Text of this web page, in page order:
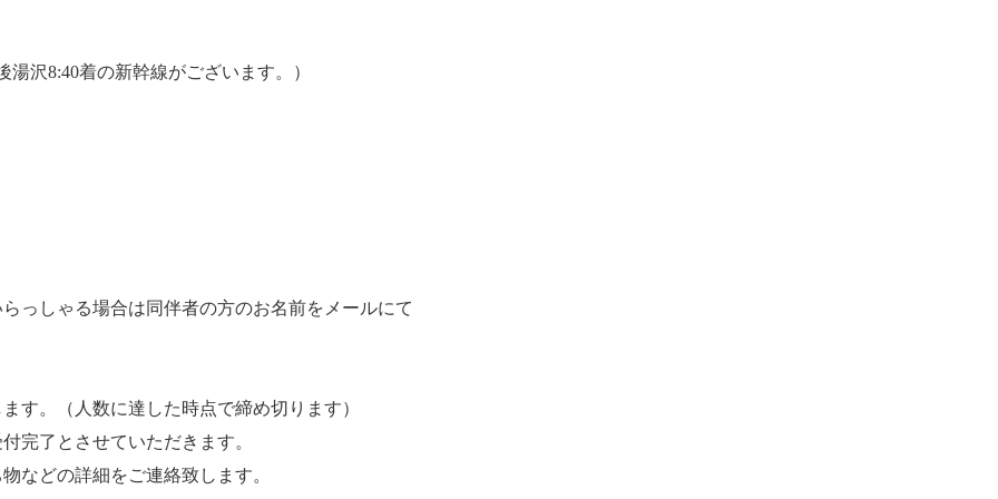
沢8:40着の新幹線がございます。）
っしゃる場合は同伴者の方のお名前をメールにて
す。（人数に達した時点で締め切ります）
完了とさせていただきます。
などの詳細をご連絡致します。